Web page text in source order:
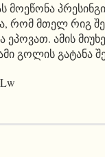
მოეწონა
რომ მთელ რიგ
ეპოვათ. ამის
გოლის გატანა